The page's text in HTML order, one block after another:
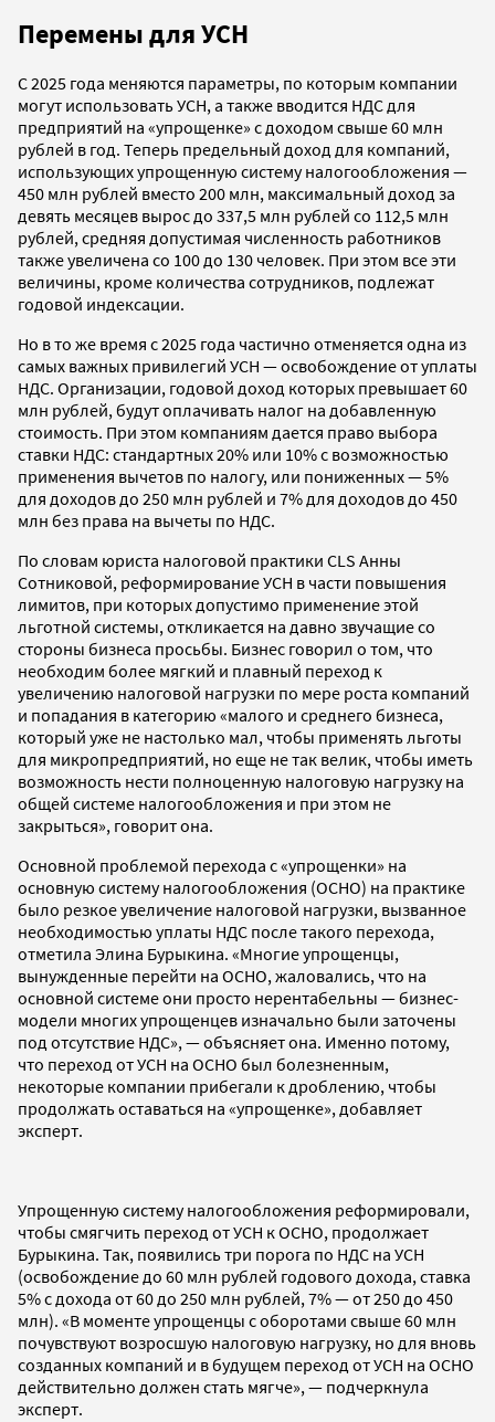
Перемены для УСН
С 2025 года меняются параметры, по которым компании
могут использовать УСН, а также вводится НДС для
предприятий на «упрощенке» с доходом свыше 60 млн
рублей в год. Теперь предельный доход для компаний,
использующих упрощенную систему налогообложения —
450 млн рублей вместо 200 млн, максимальный доход за
девять месяцев вырос до 337,5 млн рублей со 112,5 млн
рублей, средняя допустимая численность работников
также увеличена со 100 до 130 человек. При этом все эти
величины, кроме количества сотрудников, подлежат
годовой индексации.
Но в то же время с 2025 года частично отменяется одна из
самых важных привилегий УСН — освобождение от уплаты
НДС. Организации, годовой доход которых превышает 60
млн рублей, будут оплачивать налог на добавленную
стоимость. При этом компаниям дается право выбора
ставки НДС: стандартных 20% или 10% с возможностью
применения вычетов по налогу, или пониженных — 5%
для доходов до 250 млн рублей и 7% для доходов до 450
млн без права на вычеты по НДС.
По словам юриста налоговой практики CLS Анны
Сотниковой, реформирование УСН в части повышения
лимитов, при которых допустимо применение этой
льготной системы, откликается на давно звучащие со
стороны бизнеса просьбы. Бизнес говорил о том, что
необходим более мягкий и плавный переход к
увеличению налоговой нагрузки по мере роста компаний
и попадания в категорию «малого и среднего бизнеса,
который уже не настолько мал, чтобы применять льготы
для микропредприятий, но еще не так велик, чтобы иметь
возможность нести полноценную налоговую нагрузку на
общей системе налогообложения и при этом не
закрыться», говорит она.
Основной проблемой перехода с «упрощенки» на
основную систему налогообложения (ОСНО) на практике
было резкое увеличение налоговой нагрузки, вызванное
необходимостью уплаты НДС после такого перехода,
отметила Элина Бурыкина. «Многие упрощенцы,
вынужденные перейти на ОСНО, жаловались, что на
основной системе они просто нерентабельны — бизнес-
модели многих упрощенцев изначально были заточены
под отсутствие НДС», — объясняет она. Именно потому,
что переход от УСН на ОСНО был болезненным,
некоторые компании прибегали к дроблению, чтобы
продолжать оставаться на «упрощенке», добавляет
эксперт.
Упрощенную систему налогообложения реформировали,
чтобы смягчить переход от УСН к ОСНО, продолжает
Бурыкина. Так, появились три порога по НДС на УСН
(освобождение до 60 млн рублей годового дохода, ставка
5% с дохода от 60 до 250 млн рублей, 7% — от 250 до 450
млн). «В моменте упрощенцы с оборотами свыше 60 млн
почувствуют возросшую налоговую нагрузку, но для вновь
созданных компаний и в будущем переход от УСН на ОСНО
действительно должен стать мягче», — подчеркнула
эксперт.